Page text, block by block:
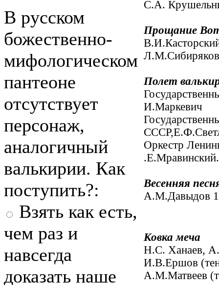
В русском
божественно-
мифологическом
пантеоне
отсутствует
персонаж,
аналогичный
валькирии. Как
поступить?:
Взять как есть,
чем раз и
навсегда
доказать наше
С.А.
Прощание
Полет
И.Маркевич
Оркестр
.Е.Мравинский.
Весенняя
А.М.Давыдов
Ковка меча
Н.С. Ханаев,
И.В.Ершов
А.М.Матвеев